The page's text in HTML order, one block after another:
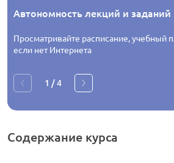
Автономность лекций и заданий
Просматривайте расписание, учебный
если нет Интернета
1 /4
Содержание курса